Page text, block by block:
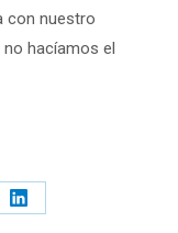
con nuestro
hacíamos el
Share